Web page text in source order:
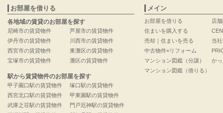
お部屋を借りる
各地域の賃貸のお部屋を探す
尼崎市の賃貸物件
伊丹市の賃貸物件
西宮市の賃貸物件
宝塚市の賃貸物件
芦屋市の賃貸物件
川西市の賃貸物件
東灘区の賃貸物件
灘区の賃貸物件
駅から賃貸物件のお部屋を探す
甲子園口駅の賃貸物件
西宮北口駅の賃貸物件
武庫之荘駅の賃貸物件
塚口駅の賃貸物件
甲東園駅の賃貸物件
門戸厄神駅の賃貸物件
メイン
お部屋を借りる
住まいを購入する
売却｜住まいを売る
中古物件×リフォーム
マンション図鑑（分譲）
マンション図鑑（借りる）
店
当
か